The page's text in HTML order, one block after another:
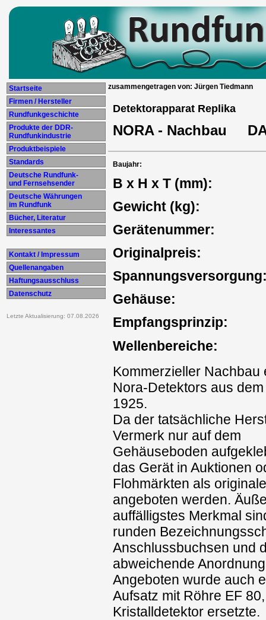
Startseite
Firmen / Hersteller
Rundfunkgeschichte
Produkte der DDR-
Rundfunkindustrie
Produktbeispiele
Standards
Deutsche Rundfunk-
und Fernsehsender
Deutsche Währungen
im Rundfunk
Bücher, Literatur
Interessantes
Kontakt / Impressum
Quellenangaben
Haftungsausschluss
Datenschutz
Letzte Aktualisierung: 07.08.2026
zusammengetragen von: Jürgen Tiedmann
Detektorapparat Replika
NORA - Nachbau
Baujahr:
B x H x T (mm):
Gewicht (kg):
Gerätenummer:
Originalpreis:
Gehäuse:
Empfangsprinzip:
Wellenbereiche:
Kommerzieller Nachbau
Nora-Detektors aus
1925.
Da der tatsächliche
Vermerk nur auf dem
Gehäuseboden
das Gerät in Auktionen
Flohmärkten als
angeboten werden.
auffälligstes Merkmal
runden
Anschlussbuchsen und
abweichende
Angeboten wurde auch
Aufsatz mit Röhre EF
Kristalldetektor ersetzte.